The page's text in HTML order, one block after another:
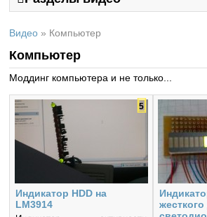
Видео » Компьютер
Компьютер
Моддинг компьютера и не только...
Индикатор HDD на
LM3914
5